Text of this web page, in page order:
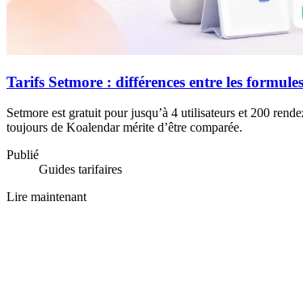
Tarifs Setmore : différences entre les
Setmore est gratuit pour jusqu’à 4 utilisateurs et 200
toujours de Koalendar mérite d’être comparée.
Publié
Guides tarifaires
Lire maintenant